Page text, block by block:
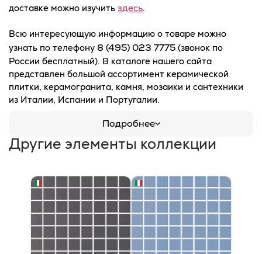
доставке можно изучить здесь.
Всю интересующую информацию о товаре можно
узнать по телефону 8 (495) 023 7775 (звонок по
России бесплатный). В каталоге нашего сайта
представлен большой ассортимент керамической
плитки, керамогранита, камня, мозаики и сантехники
из Италии, Испании и Португалии.
Подробнее
Другие элементы коллекции